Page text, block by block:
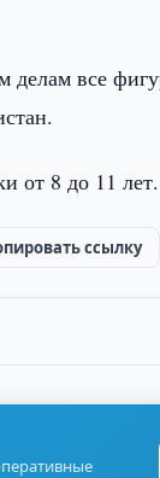
делам все
от 8 до 11 лет.
ссылку